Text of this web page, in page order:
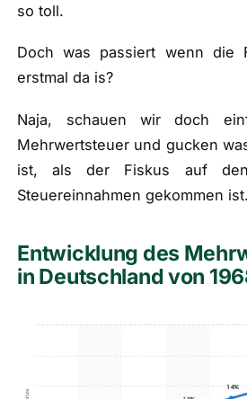
so toll.
Doch was passiert wenn die
erstmal da is?
Naja, schauen wir doch
Mehrwertsteuer und gucken
ist, als der Fiskus auf den
Steuereinnahmen gekommen ist.
Entwicklung des
in Deutschland von